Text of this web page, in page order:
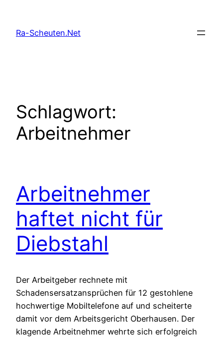
springen
Ra-Scheuten.Net
Schlagwort:
Arbeitnehmer
Arbeitnehmer
haftet nicht für
Diebstahl
Der Arbeitgeber rechnete mit
Schadensersatzansprüchen für 12 gestohlene
hochwertige Mobiltelefone auf und scheiterte
damit vor dem Arbeitsgericht Oberhausen. Der
klagende Arbeitnehmer wehrte sich erfolgreich